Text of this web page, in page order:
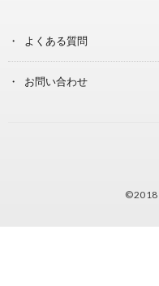
よくある質問
お問い合わせ
©2018